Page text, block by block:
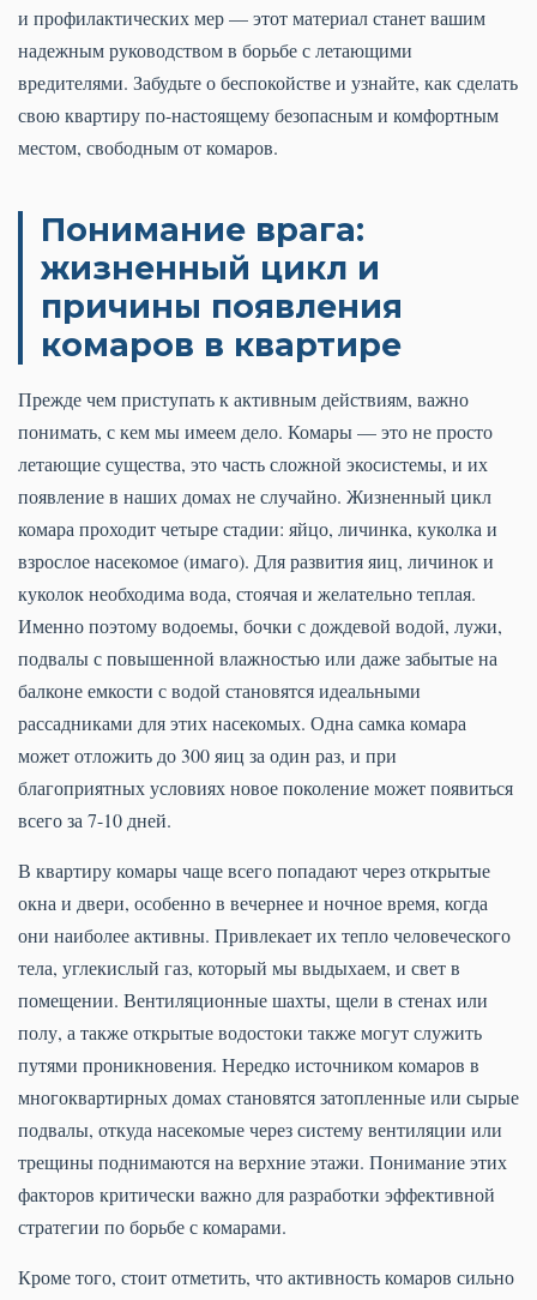
и профилактических мер — этот материал станет вашим
надежным руководством в борьбе с летающими
вредителями. Забудьте о беспокойстве и узнайте, как сделать
свою квартиру по-настоящему безопасным и комфортным
местом, свободным от комаров.
Понимание врага:
жизненный цикл и
причины появления
комаров в квартире
Прежде чем приступать к активным действиям, важно
понимать, с кем мы имеем дело. Комары — это не просто
летающие существа, это часть сложной экосистемы, и их
появление в наших домах не случайно. Жизненный цикл
комара проходит четыре стадии: яйцо, личинка, куколка и
взрослое насекомое (имаго). Для развития яиц, личинок и
куколок необходима вода, стоячая и желательно теплая.
Именно поэтому водоемы, бочки с дождевой водой, лужи,
подвалы с повышенной влажностью или даже забытые на
балконе емкости с водой становятся идеальными
рассадниками для этих насекомых. Одна самка комара
может отложить до 300 яиц за один раз, и при
благоприятных условиях новое поколение может появиться
всего за 7-10 дней.
В квартиру комары чаще всего попадают через открытые
окна и двери, особенно в вечернее и ночное время, когда
они наиболее активны. Привлекает их тепло человеческого
тела, углекислый газ, который мы выдыхаем, и свет в
помещении. Вентиляционные шахты, щели в стенах или
полу, а также открытые водостоки также могут служить
путями проникновения. Нередко источником комаров в
многоквартирных домах становятся затопленные или сырые
подвалы, откуда насекомые через систему вентиляции или
трещины поднимаются на верхние этажи. Понимание этих
факторов критически важно для разработки эффективной
стратегии по борьбе с комарами.
Кроме того, стоит отметить, что активность комаров сильно